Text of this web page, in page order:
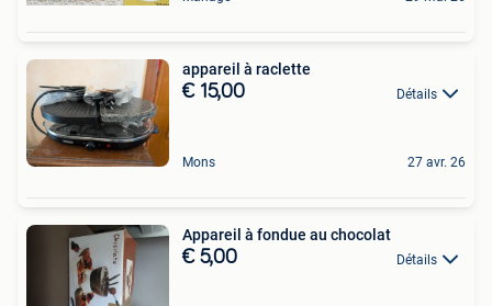
appareil à raclette
€ 15,00 Détails
Mons 27 avr. 26
Appareil à fondue au chocolat
€ 5,00 Détails